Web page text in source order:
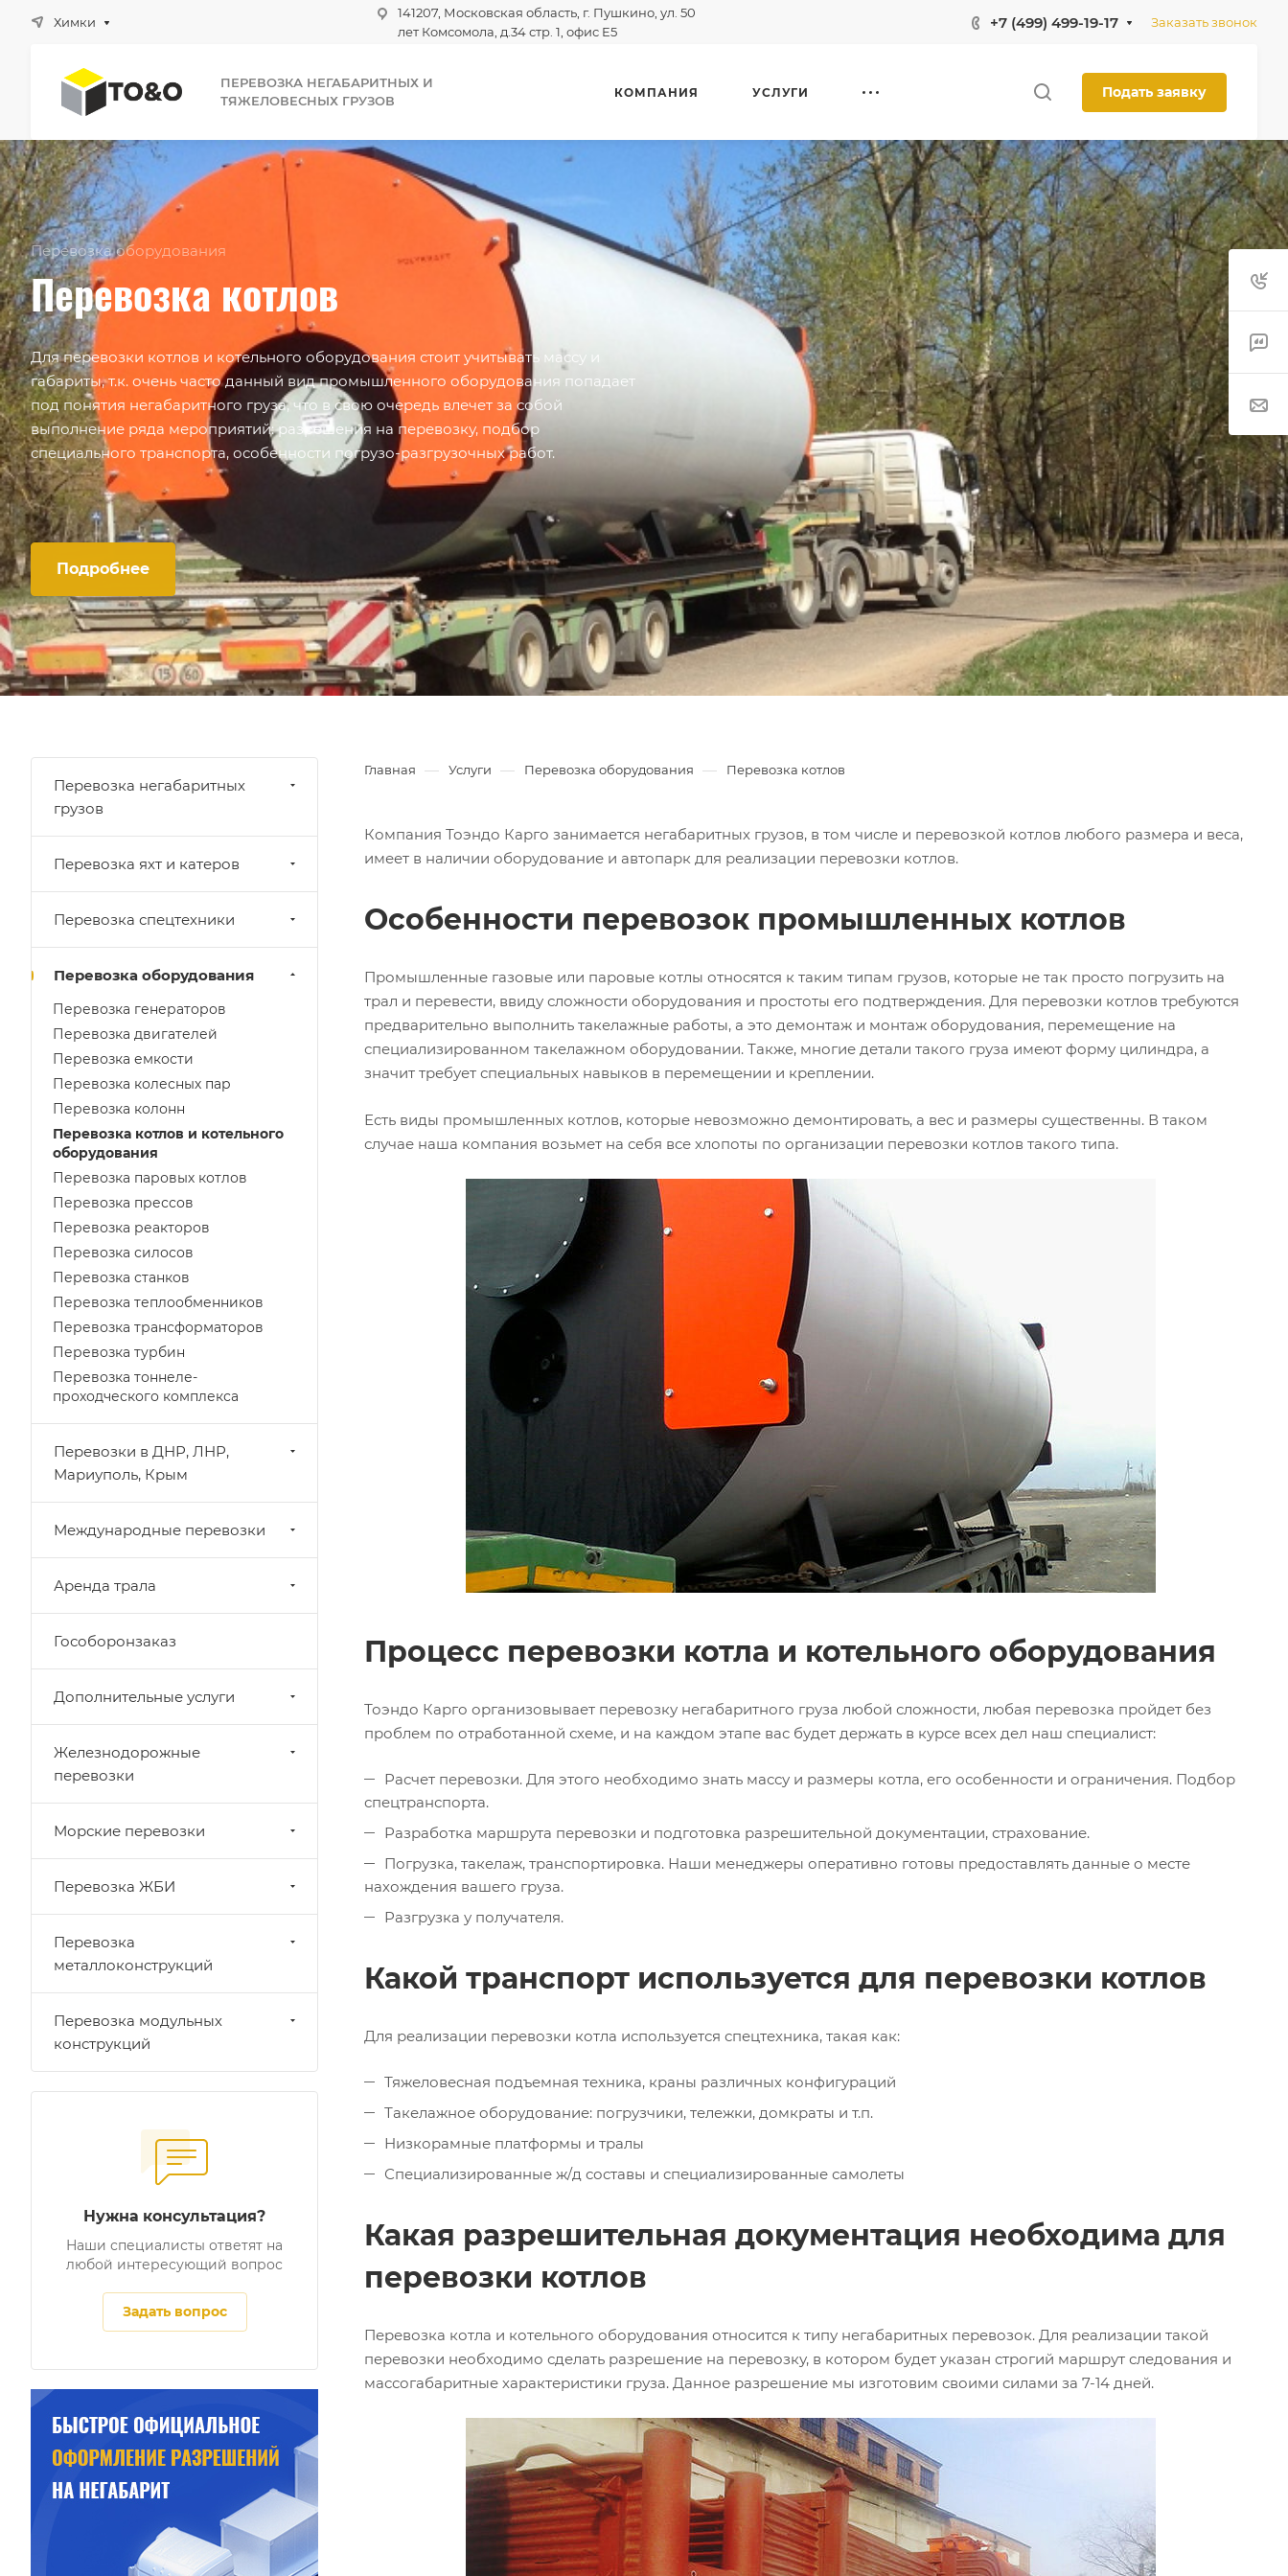
Химки
141207, Московская область, г. Пушкино, ул. 50
лет Комсомола, д.34 стр. 1, офис E5
+7 (499) 499-19-17 Заказать звонок
ПЕРЕВОЗКА НЕГАБАРИТНЫХ И
ТЯЖЕЛОВЕСНЫХ ГРУЗОВ
КОМПАНИЯ УСЛУГИ Подать заявку
Перевозка оборудования
Перевозка котлов
Для перевозки котлов и котельного оборудования стоит учитывать массу и
габариты, т.к. очень часто данный вид промышленного оборудования попадает
под понятия негабаритного груза, что в свою очередь влечет за собой
выполнение ряда мероприятий: разрешения на перевозку, подбор
специального транспорта, особенности погрузо-разгрузочных работ.
Подробнее
Главная — Услуги — Перевозка оборудования — Перевозка котлов
Компания Тоэндо Карго занимается негабаритных грузов, в том числе и перевозкой котлов любого размера и веса,
имеет в наличии оборудование и автопарк для реализации перевозки котлов.
Особенности перевозок промышленных котлов
Промышленные газовые или паровые котлы относятся к таким типам грузов, которые не так просто погрузить на
трал и перевести, ввиду сложности оборудования и простоты его подтверждения. Для перевозки котлов требуются
предварительно выполнить такелажные работы, а это демонтаж и монтаж оборудования, перемещение на
специализированном такелажном оборудовании. Также, многие детали такого груза имеют форму цилиндра, а
значит требует специальных навыков в перемещении и креплении.
Есть виды промышленных котлов, которые невозможно демонтировать, а вес и размеры существенны. В таком
случае наша компания возьмет на себя все хлопоты по организации перевозки котлов такого типа.
Процесс перевозки котла и котельного оборудования
Тоэндо Карго организовывает перевозку негабаритного груза любой сложности, любая перевозка пройдет без
проблем по отработанной схеме, и на каждом этапе вас будет держать в курсе всех дел наш специалист:
Расчет перевозки. Для этого необходимо знать массу и размеры котла, его особенности и ограничения. Подбор
спецтранспорта.
Разработка маршрута перевозки и подготовка разрешительной документации, страхование.
Погрузка, такелаж, транспортировка. Наши менеджеры оперативно готовы предоставлять данные о месте
нахождения вашего груза.
Разгрузка у получателя.
Какой транспорт используется для перевозки котлов
Для реализации перевозки котла используется спецтехника, такая как:
Тяжеловесная подъемная техника, краны различных конфигураций
Такелажное оборудование: погрузчики, тележки, домкраты и т.п.
Низкорамные платформы и тралы
Специализированные ж/д составы и специализированные самолеты
Какая разрешительная документация необходима для
перевозки котлов
Перевозка котла и котельного оборудования относится к типу негабаритных перевозок. Для реализации такой
перевозки необходимо сделать разрешение на перевозку, в котором будет указан строгий маршрут следования и
массогабаритные характеристики груза. Данное разрешение мы изготовим своими силами за 7-14 дней.
Перевозка негабаритных
грузов
Перевозка яхт и катеров
Перевозка спецтехники
Перевозка оборудования
Перевозка генераторов
Перевозка двигателей
Перевозка емкости
Перевозка колесных пар
Перевозка колонн
Перевозка котлов и котельного
оборудования
Перевозка паровых котлов
Перевозка прессов
Перевозка реакторов
Перевозка силосов
Перевозка станков
Перевозка теплообменников
Перевозка трансформаторов
Перевозка турбин
Перевозка тоннеле-
проходческого комплекса
Перевозки в ДНР, ЛНР,
Мариуполь, Крым
Международные перевозки
Аренда трала
Гособоронзаказ
Дополнительные услуги
Железнодорожные
перевозки
Морские перевозки
Перевозка ЖБИ
Перевозка
металлоконструкций
Перевозка модульных
конструкций
Нужна консультация?
Наши специалисты ответят на
любой интересующий вопрос
Задать вопрос